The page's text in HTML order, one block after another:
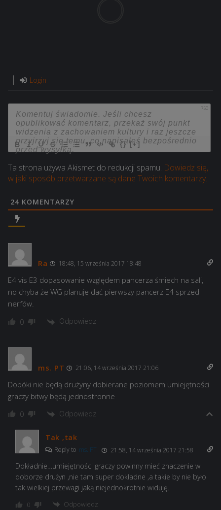
Login
750
{} [+]
Ta strona używa Akismet do redukcji spamu. Dowiedz się,
w jaki sposób przetwarzane są dane Twoich komentarzy.
24 KOMENTARZY
Ra 18:48, 15 września 2017 18:48
E4 vis E3 dopasowanie względem pancerza śmiech na sali,
no chyba że WG planuje dać pierwszy pancerz E4 sprzed
nerfów.
0 Odpowiedz
ms. PT 21:06, 14 września 2017 21:06
Dopóki nie będą drużyny dobierane poziomem umiejętności
graczy bitwy będą jednostronne
0 Odpowiedz
Tak ,tak
Reply to ms. PT 21:58, 14 września 2017 21:58
Dokładnie…umiejętności graczy powinny mieć znaczenie w
doborze drużyn ,nie tam super dokładne ,a takie by nie było
tak wielkiej przewagi jaką niejednokrotnie widuję.
0 Odpowiedz